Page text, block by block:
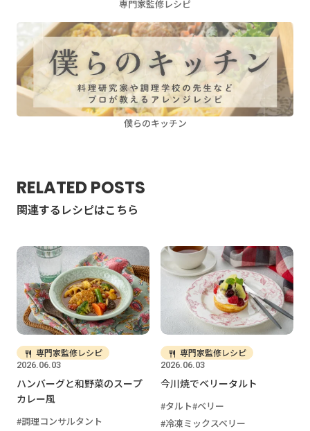
専門家監修レシピ
僕らのキッチン
RELATED POSTS
関連するレシピはこちら
2026.06.03
専門家監修レシピ
ハンバーグと和野菜のスープ
カレー風
調理コンサルタント
2026.06.03
専門家監修レシピ
今川焼でベリータルト
タルト ベリー
冷凍ミックスベリー